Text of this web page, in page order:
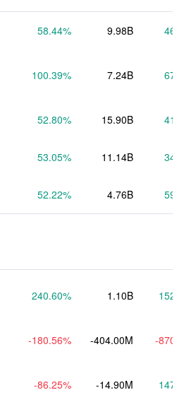
58.44% 9.98B
100.39% 7.24B
52.80% 15.90B
53.05% 11.14B
52.22% 4.76B
240.60% 1.10B
-180.56% -404.00M -
-86.25% -14.90M